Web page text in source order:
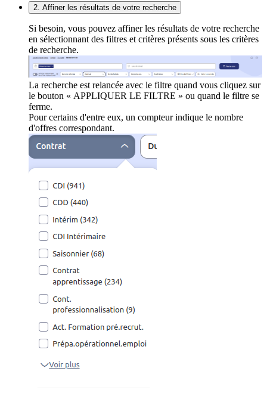
2. Affiner les résultats de votre recherche
Si besoin, vous pouvez affiner les résultats de votre recherche
en sélectionnant des filtres et critères présents sous les critères
de recherche.
La recherche est relancée avec le filtre quand vous cliquez sur
le bouton « APPLIQUER LE FILTRE » ou quand le filtre se
ferme.
Pour certains d'entre eux, un compteur indique le nombre
d'offres correspondant.